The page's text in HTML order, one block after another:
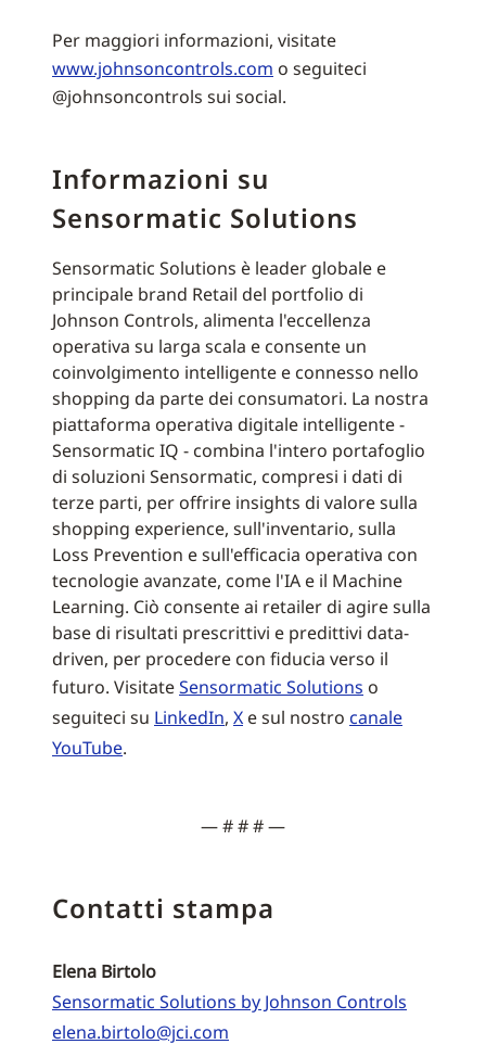
Per maggiori informazioni, visitate
www.johnsoncontrols.com o seguiteci
@johnsoncontrols sui social.
Informazioni su
Sensormatic Solutions
Sensormatic Solutions è leader globale e
principale brand Retail del portfolio di
Johnson Controls, alimenta l'eccellenza
operativa su larga scala e consente un
coinvolgimento intelligente e connesso nello
shopping da parte dei consumatori. La nostra
piattaforma operativa digitale intelligente -
Sensormatic IQ - combina l'intero portafoglio
di soluzioni Sensormatic, compresi i dati di
terze parti, per offrire insights di valore sulla
shopping experience, sull'inventario, sulla
Loss Prevention e sull'efficacia operativa con
tecnologie avanzate, come l'IA e il Machine
Learning. Ciò consente ai retailer di agire sulla
base di risultati prescrittivi e predittivi data-
driven, per procedere con fiducia verso il
futuro. VisitateSensormatic Solutions o
seguiteci su LinkedIn, X e sul nostro canale
YouTube.
— # # # —
Contatti stampa
Elena Birtolo
Sensormatic Solutions by Johnson Controls
elena.birtolo@jci.com